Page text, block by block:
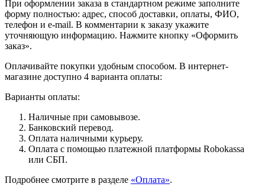
При оформлении заказа в стандартном режиме заполните
форму полностью: адрес, способ доставки, оплаты, ФИО,
телефон и e-mail. В комментарии к заказу укажите
уточняющую информацию. Нажмите кнопку «Оформить
заказ».
Оплачивайте покупки удобным способом. В интернет-
магазине доступно 4 варианта оплаты:
Варианты оплаты:
Наличные при самовывозе.
Банковский перевод.
Оплата наличными курьеру.
Оплата с помощью платежной платформы Robokassa
или СБП.
Подробнее смотрите в разделе «Оплата».